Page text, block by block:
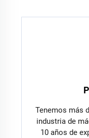
Tenemos más
industria de
10 años de